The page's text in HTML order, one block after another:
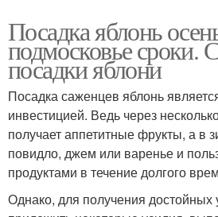
Посадка яблонь
подмосковье сроки.
посадки яблони
Посадка саженцев яблонь
инвестицией. Ведь через
получает аппетитные фрукты, а в
повидло, джем или варенье и
продуктами в течение долгого
Однако, для получения достойных